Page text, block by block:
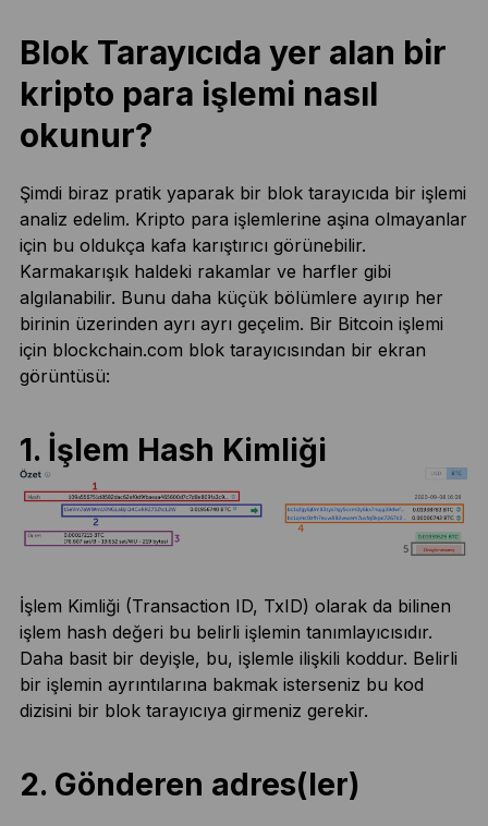
Blok Tarayıcıda yer alan bir
kripto para işlemi nasıl
okunur?
Şimdi biraz pratik yaparak bir blok tarayıcıda bir işlemi
analiz edelim. Kripto para işlemlerine aşina olmayanlar
için bu oldukça kafa karıştırıcı görünebilir.
Karmakarışık haldeki rakamlar ve harfler gibi
algılanabilir. Bunu daha küçük bölümlere ayırıp her
birinin üzerinden ayrı ayrı geçelim. Bir Bitcoin işlemi
için blockchain.com blok tarayıcısından bir ekran
görüntüsü:
1. İşlem Hash Kimliği
İşlem Kimliği (Transaction ID, TxID) olarak da bilinen
işlem hash değeri bu belirli işlemin tanımlayıcısıdır.
Daha basit bir deyişle, bu, işlemle ilişkili koddur. Belirli
bir işlemin ayrıntılarına bakmak isterseniz bu kod
dizisini bir blok tarayıcıya girmeniz gerekir.
2. Gönderen adres(ler)